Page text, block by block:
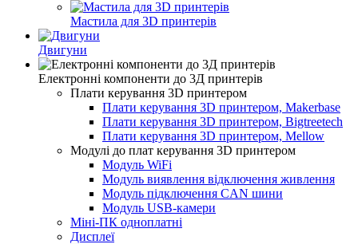
Мастила для 3D принтерів
Двигуни
Електронні компоненти до 3Д принтерів
Плати керування 3D принтером
Плати керування 3D принтером, Makerbase
Плати керування 3D принтером, Bigtreetech
Плати керування 3D принтером, Mellow
Модулі до плат керування 3D принтером
Модуль WiFi
Модуль виявлення відключення живлення
Модуль підключення CAN шини
Модуль USB-камери
Міні-ПК одноплатні
Дисплеї